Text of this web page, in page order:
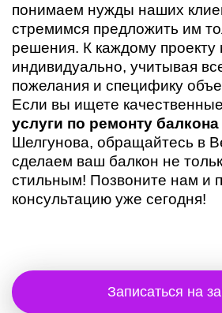
понимаем нужды наших
стремимся предложить им
решения. К каждому
индивидуально, учитывая
пожелания и специфику
Если вы ищете
услуги по ремонту балкона
Шелгунова, обращайтесь в
сделаем ваш балкон не
стильным! Позвоните нам и
консультацию уже сегодня!
Записаться на